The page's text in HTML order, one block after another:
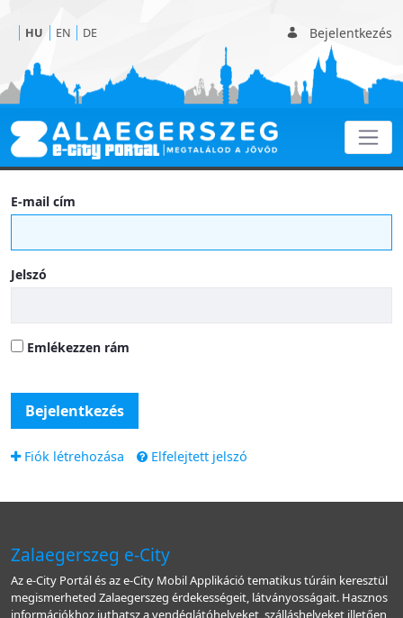
Bejelentkezés
HU EN DE
Általános információk
E-mail cím
Jelszó
Emlékezzen rám
Bejelentkezés
Fiók létrehozása Elfelejtett jelszó
Zalaegerszeg e-City
Az e-City Portál és az e-City Mobil Applikáció tematikus túráin keresztül
megismerheted Zalaegerszeg érdekességeit, látványosságait. Hasznos
információkhoz juthatsz a vendéglátóhelyeket, szálláshelyeket illetően,